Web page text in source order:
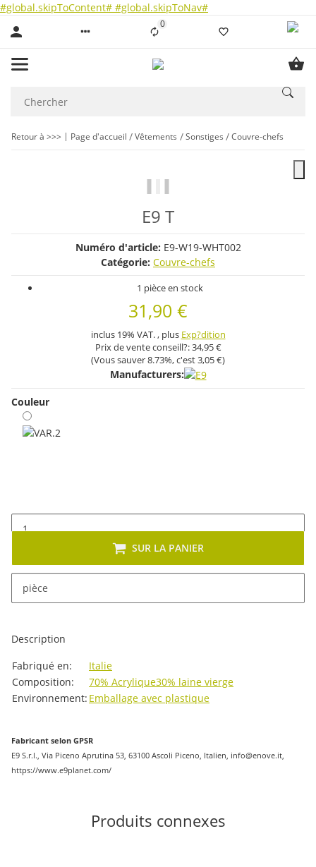
#global.skipToContent# #global.skipToNav#
0Liste ist leer
Retour à >>> Page d'accueil Vêtements Sonstiges Couvre-chefs
E9 T
Numéro d'article: E9-W19-WHT002
Catégorie: Couvre-chefs
1 pièce en stock
31,90 €
inclus 19% VAT. , plus Exp?dition
Prix ​​de vente conseill?:34,95 €
(Vous sauver8.73%, c'est3,05 €)
Manufacturers:
Couleur
pièce
SUR LA PANIER
Cet article se décline en plusieurs variantes. Veuillez
sélectionner la variante de votre choix.
Description
#productDetails.itemInformation#
#productDetails.itemValue#
Fabriqué en:
Italie
Composition:
70% Acrylique30% laine vierge
Environnement: Emballage avec plastique
Fabricant selon GPSR
E9 S.r.l., Via Piceno Aprutina 53, 63100 Ascoli Piceno, Italien, info@enove.it,
https://www.e9planet.com/
Produits connexes